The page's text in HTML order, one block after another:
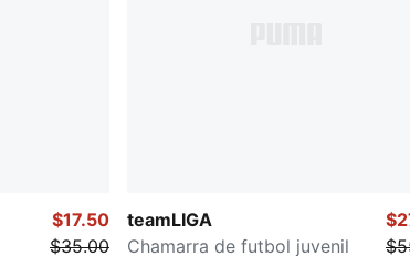
$17.50
$35.00
teamLIGA
Chamarra de futbol juvenil